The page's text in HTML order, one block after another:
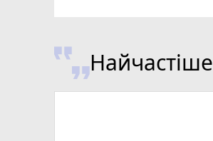
Найчастіше